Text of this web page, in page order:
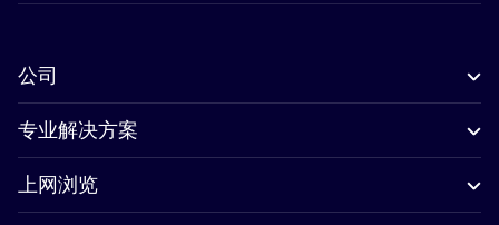
公司
专业解决方案
上网浏览